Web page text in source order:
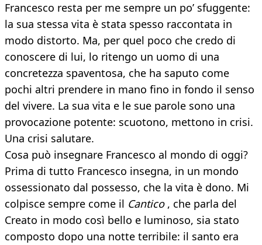
Francesco resta per me sempre un po’ sfuggente:
la sua stessa vita è stata spesso raccontata in
modo distorto. Ma, per quel poco che credo di
conoscere di lui, lo ritengo un uomo di una
concretezza spaventosa, che ha saputo come
pochi altri prendere in mano fino in fondo il senso
del vivere. La sua vita e le sue parole sono una
provocazione potente: scuotono, mettono in crisi.
Una crisi salutare.
Cosa può insegnare Francesco al mondo di oggi?
Prima di tutto Francesco insegna, in un mondo
ossessionato dal possesso, che la vita è dono. Mi
colpisce sempre come il Cantico, che parla del
Creato in modo così bello e luminoso, sia stato
composto dopo una notte terribile: il santo era